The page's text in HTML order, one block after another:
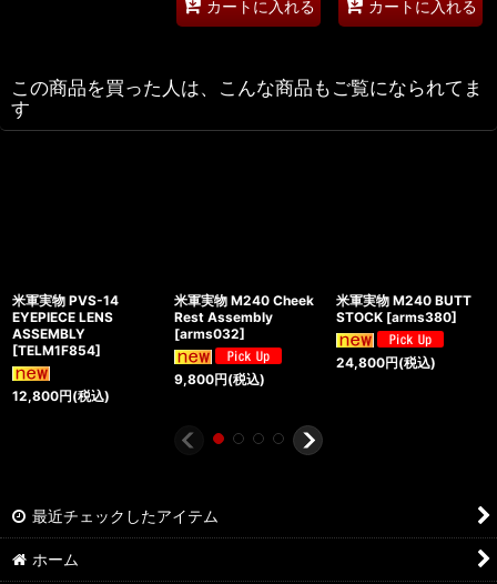
カートに入れる カートに入れる
この商品を買った人は、こんな商品もご覧になられてま
す
米軍実物 PVS-14
EYEPIECE LENS
ASSEMBLY
[TELM1F854]
12,800円(税込)
米軍実物 M240 Cheek
Rest Assembly
[arms032]
9,800円(税込)
米軍実物 M240 BUTT
STOCK [arms380]
24,800円(税込)
最近チェックしたアイテム
ホーム